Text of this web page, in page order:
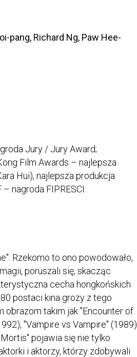
pang, Richard Ng, Paw Hee-
Jury / Jury Award;
Film Awards – najlepsza
Hui), najlepsza produkcja
nagroda FIPRESCI
Rzekomo to ono powodowało,
poruszali się, skacząc
cecha hongkońskich
postaci kina grozy z tego
obrazom takim jak "Encounter of
"Vampire vs Vampire" (1989)
pojawia się nie tylko
i aktorzy, którzy zdobywali